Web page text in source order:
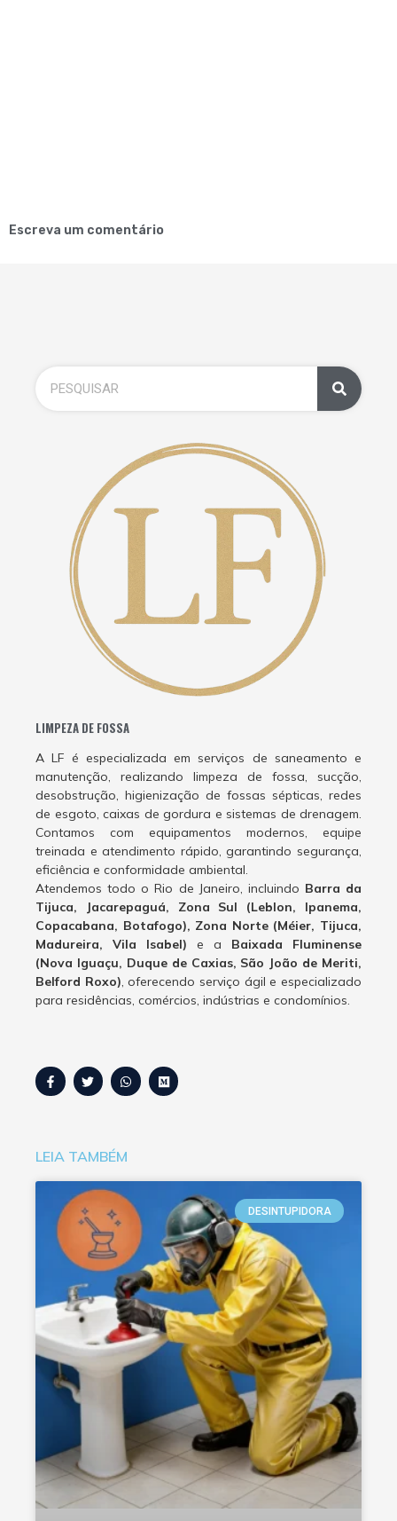
Escreva um comentário
LIMPEZA DE FOSSA
A LF é especializada em serviços de saneamento e
manutenção, realizando limpeza de fossa, sucção,
desobstrução, higienização de fossas sépticas, redes
de esgoto, caixas de gordura e sistemas de drenagem.
Contamos com equipamentos modernos, equipe
treinada e atendimento rápido, garantindo segurança,
eficiência e conformidade ambiental.
Atendemos todo o Rio de Janeiro, incluindo Barra da
Tijuca, Jacarepaguá, Zona Sul (Leblon, Ipanema,
Copacabana, Botafogo), Zona Norte (Méier, Tijuca,
Madureira, Vila Isabel) e a Baixada Fluminense
(Nova Iguaçu, Duque de Caxias, São João de Meriti,
Belford Roxo), oferecendo serviço ágil e especializado
para residências, comércios, indústrias e condomínios.
LEIA TAMBÉM
DESINTUPIDORA